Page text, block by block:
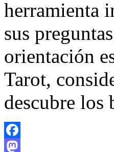
herramienta
sus
orientación
Tarot,
descubre
Facebook